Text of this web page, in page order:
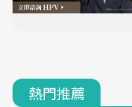
熱門推薦